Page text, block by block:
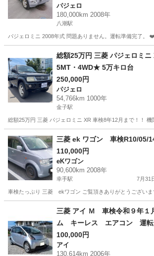
パジェロ
180,000km 2008年
八潮駅
パジェロミニ 2008年式 問題ありません。運転準備完了。
八潮駅 パジェロ
総額25万円 三菱 パジェロミ
5MT・4WD★ 5万キロ台
250,000円
パジェロ
54,766km 1000年
金子駅
総額25万円 三菱 パジェロミニ XR 車検8年12月まで！！
埼玉 入間市 金子駅 パジェロ
三菱 ek ワゴン 車検R10/05/
110,000円
eKワゴン
90,600km 2008年
幸手駅 7月31
車検たっぷり 三菱 ekワゴン ご覧頂きありがとうござい
幸手駅 eKワゴン ekワゴン
三菱 アイ Ｍ 車検令和９年
ム キーレス エアコン 運転
席エアバック 修復歴無し （検
100,000円
アイ
130,614km 2006年